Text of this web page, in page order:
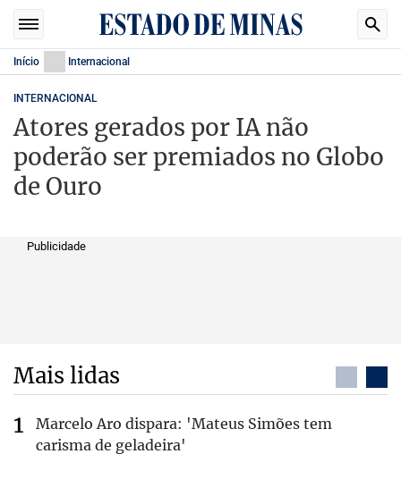
Início Internacional
INTERNACIONAL
Atores gerados por IA não
poderão ser premiados no Globo
de Ouro
Publicidade
Mais lidas
Marcelo Aro dispara: 'Mateus Simões tem
carisma de geladeira'